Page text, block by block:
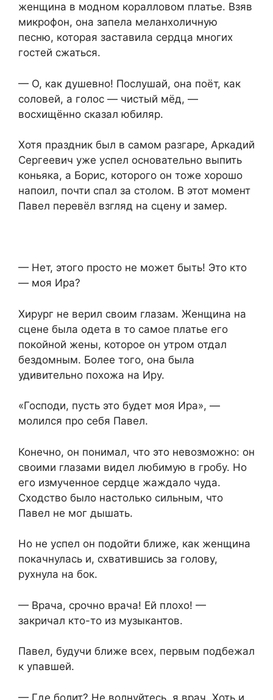
женщина в модном коралловом платье. Взяв
микрофон, она запела меланхоличную
песню, которая заставила сердца многих
гостей сжаться.
— О, как душевно! Послушай, она поёт, как
соловей, а голос — чистый мёд, —
восхищённо сказал юбиляр.
Хотя праздник был в самом разгаре, Аркадий
Сергеевич уже успел основательно выпить
коньяка, а Борис, которого он тоже хорошо
напоил, почти спал за столом. В этот момент
Павел перевёл взгляд на сцену и замер.
— Нет, этого просто не может быть! Это кто
— моя Ира?
Хирург не верил своим глазам. Женщина на
сцене была одета в то самое платье его
покойной жены, которое он утром отдал
бездомным. Более того, она была
удивительно похожа на Иру.
«Господи, пусть это будет моя Ира», —
молился про себя Павел.
Конечно, он понимал, что это невозможно: он
своими глазами видел любимую в гробу. Но
его измученное сердце жаждало чуда.
Сходство было настолько сильным, что
Павел не мог дышать.
Но не успел он подойти ближе, как женщина
покачнулась и, схватившись за голову,
рухнула на бок.
— Врача, срочно врача! Ей плохо! —
закричал кто-то из музыкантов.
Павел, будучи ближе всех, первым подбежал
к упавшей.
— Где болит? Не волнуйтесь, я врач. Хоть и